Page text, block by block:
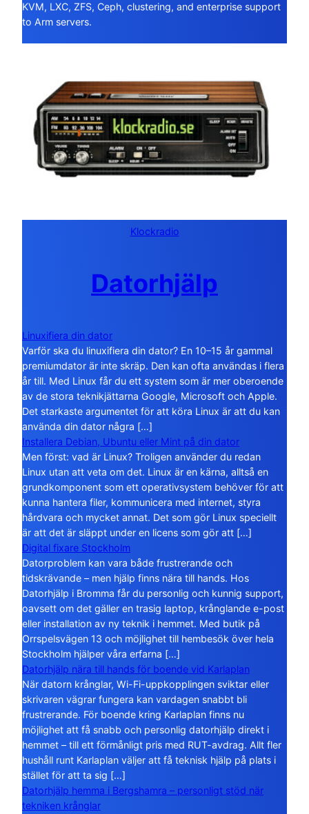
KVM, LXC, ZFS, Ceph, clustering, and enterprise support
to Arm servers.
Klockradio
Datorhjälp
Linuxifiera din dator
Varför ska du linuxifiera din dator? En 10–15 år gammal
premiumdator är inte skräp. Den kan ofta användas i flera
år till. Med Linux får du ett system som är mer oberoende
av de stora teknikjättarna Google, Microsoft och Apple.
Det starkaste argumentet för att köra Linux är att du kan
använda din dator några […]
Installera Debian, Ubuntu eller Mint på din dator
Men först: vad är Linux? Troligen använder du redan
Linux utan att veta om det. Linux är en kärna, alltså en
grundkomponent som ett operativsystem behöver för att
kunna hantera filer, kommunicera med internet, styra
hårdvara och mycket annat. Det som gör Linux speciellt
är att det är släppt under en licens som gör att […]
Digital fixare Stockholm
Datorproblem kan vara både frustrerande och
tidskrävande – men hjälp finns nära till hands. Hos
Datorhjälp i Bromma får du personlig och kunnig support,
oavsett om det gäller en trasig laptop, krånglande e-post
eller installation av ny teknik i hemmet. Med butik på
Orrspelsvägen 13 och möjlighet till hembesök över hela
Stockholm hjälper våra erfarna […]
Datorhjälp nära till hands för boende vid Karlaplan
När datorn krånglar, Wi-Fi-uppkopplingen sviktar eller
skrivaren vägrar fungera kan vardagen snabbt bli
frustrerande. För boende kring Karlaplan finns nu
möjlighet att få snabb och personlig datorhjälp direkt i
hemmet – till ett förmånligt pris med RUT-avdrag. Allt fler
hushåll runt Karlaplan väljer att få teknisk hjälp på plats i
stället för att ta sig […]
Datorhjälp hemma i Bergshamra – personligt stöd när
tekniken krånglar